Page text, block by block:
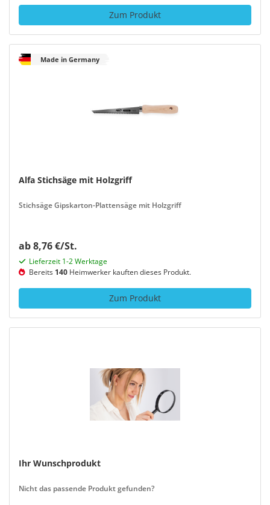
Zum Produkt
Made in Germany
Alfa Stichsäge mit Holzgriff
Stichsäge Gipskarton-Plattensäge mit Holzgriff
ab 8,76 €/St.
Lieferzeit 1-2 Werktage
Bereits 140 Heimwerker kauften dieses Produkt.
Zum Produkt
Ihr Wunschprodukt
Nicht das passende Produkt gefunden?